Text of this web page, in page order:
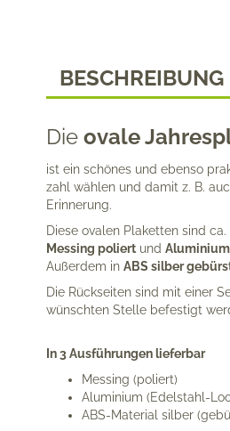
BESCHREIBUNG
Die ovale
ist ein schönes und ebenso
zahl wählen und damit z. B.
Erinnerung.
Diese ovalen Plaketten sind ca.
Messing poliert und
Außerdem in ABS silber
Die Rückseiten sind mit einer
wünsch­ten Stelle befestigt
In 3 Ausführungen lieferbar
Messing (poliert)
Aluminium (Edelstahl-
ABS-Material silber